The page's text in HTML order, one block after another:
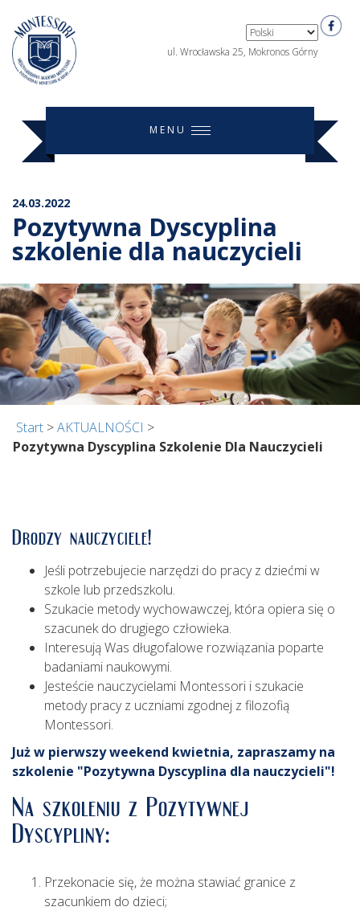
ul. Wrocławska 25, Mokronos Górny
MENU
24.03.2022
Pozytywna Dyscyplina
szkolenie dla nauczycieli
Start >AKTUALNOŚCI >
Pozytywna Dyscyplina Szkolenie Dla Nauczycieli
Drodzy nauczyciele!
Jeśli potrzebujecie narzędzi do pracy z dziećmi w
szkole lub przedszkolu.
Szukacie metody wychowawczej, która opiera się o
szacunek do drugiego człowieka.
Interesują Was długofalowe rozwiązania poparte
badaniami naukowymi.
Jesteście nauczycielami Montessori i szukacie
metody pracy z uczniami zgodnej z filozofią
Montessori.
Już w pierwszy weekend kwietnia, zapraszamy na
szkolenie "Pozytywna Dyscyplina dla nauczycieli"!
Na szkoleniu z Pozytywnej
Dyscypliny:
Przekonacie się, że można stawiać granice z
szacunkiem do dzieci;